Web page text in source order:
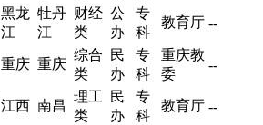
黑龙
江
牡丹
江
财经
类
公
办
专
科
教育厅 --
重庆 重庆
综合
类
民
办
专
科
重庆教
委
--
江西 南昌
理工
类
民
办
专
科
教育厅 --